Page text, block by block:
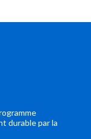
durable par la